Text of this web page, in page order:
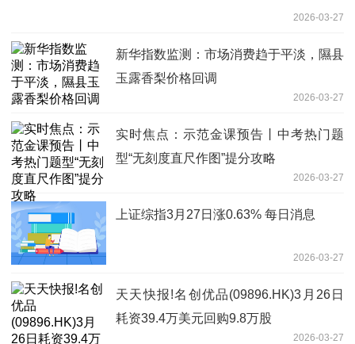
2026-03-27
新华指数监测：市场消费趋于平淡，隰县
玉露香梨价格回调
2026-03-27
实时焦点：示范金课预告丨中考热门题
型“无刻度直尺作图”提分攻略
2026-03-27
上证综指3月27日涨0.63% 每日消息
2026-03-27
天天快报!名创优品(09896.HK)3月26日
耗资39.4万美元回购9.8万股
2026-03-27